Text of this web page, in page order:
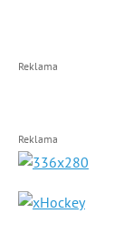
Reklama
Reklama